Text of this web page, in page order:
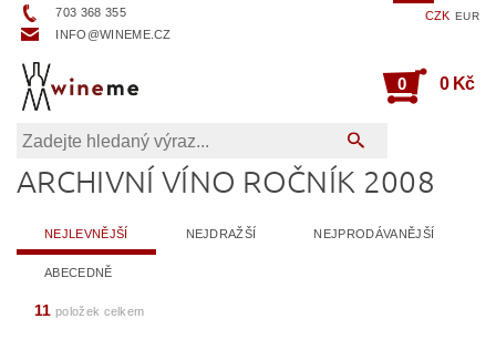
703 368 355
INFO@WINEME.CZ
CZK EUR
0 0 Kč
ARCHIVNÍ VÍNO ROČNÍK 2008
NEJLEVNĚJŠÍ NEJDRAŽŠÍ NEJPRODÁVANĚJŠÍ
ABECEDNĚ
11 položek celkem